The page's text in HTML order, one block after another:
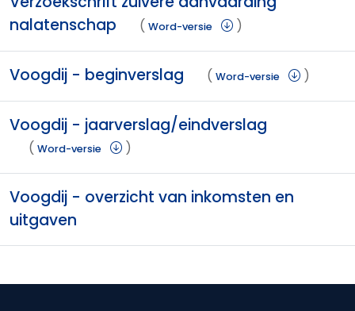
nalatenschap
( Word-versie )
Voogdij - beginverslag ( Word-versie )
Voogdij - jaarverslag/eindverslag
( Word-versie )
Voogdij - overzicht van inkomsten en
uitgaven